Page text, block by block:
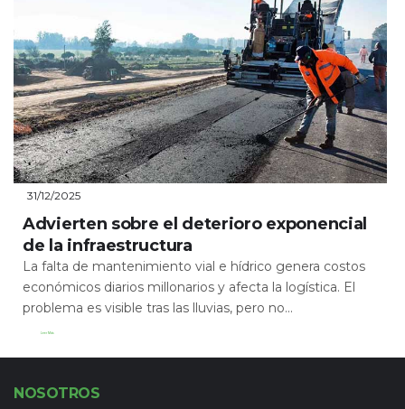
31/12/2025
Advierten sobre el deterioro exponencial
de la infraestructura
La falta de mantenimiento vial e hídrico genera costos
económicos diarios millonarios y afecta la logística. El
problema es visible tras las lluvias, pero no...
Leer Más
NOSOTROS